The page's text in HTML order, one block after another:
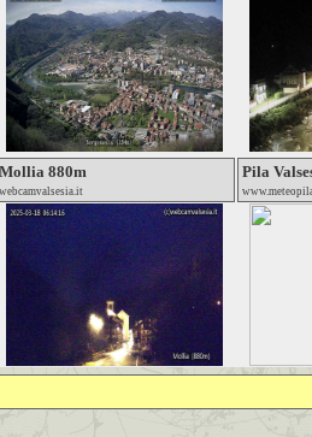
Mollia 880m
webcamvalsesia.it
Pila